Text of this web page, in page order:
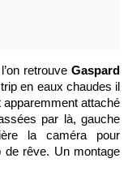
retrouve Gaspard
en eaux chaudes il
apparemment attaché
par là, gauche
la caméra pour
de rêve. Un montage